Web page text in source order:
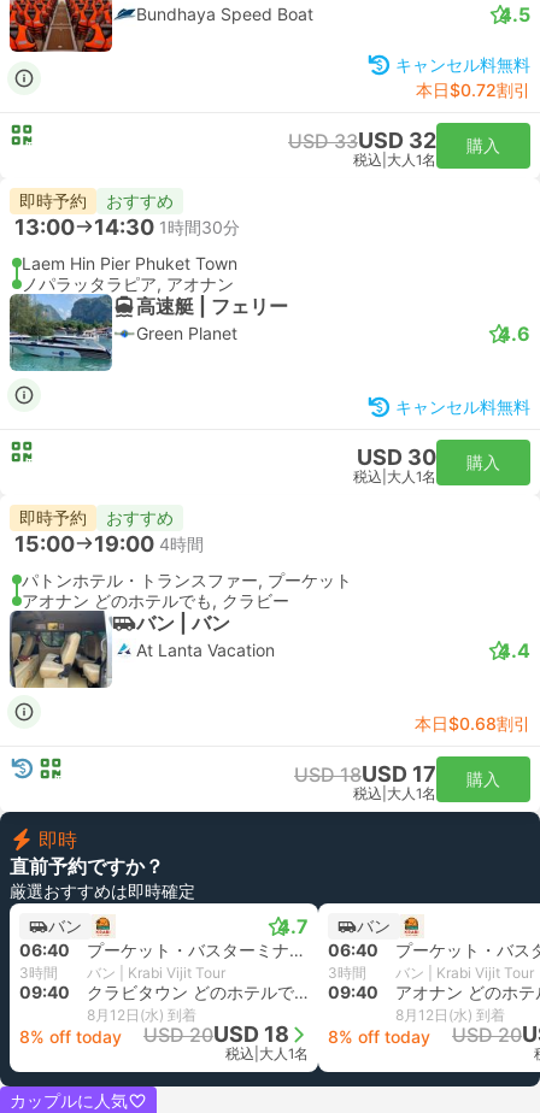
Bundhaya Speed Boat 4.5
キャンセル料無料
本日$0.72割引
USD 33USD 32
税込 大人1名
購入
即時予約 おすすめ
13:00 14:30 1時間30分
Laem Hin Pier Phuket Town
ノパラッタラピア, アオナン
高速艇 | フェリー
Green Planet 4.6
キャンセル料無料
USD 30
税込 大人1名
購入
即時予約 おすすめ
15:00 19:00 4時間
パトンホテル・トランスファー, プーケット
アオナン どのホテルでも, クラビー
バン | バン
At Lanta Vacation 4.4
本日$0.68割引
USD 18USD 17
税込 大人1名
購入
即時
直前予約ですか？
厳選おすすめは即時確定
バン
4.7
06:40 プーケット・バスターミナル1
3時間 バン | Krabi Vijit Tour
09:40 クラビタウン どのホテルでも
8月12日(水) 到着
8% off today USD 20USD 18
税込 大人1名
バン
06:40
3時間 バン | Krabi Vijit Tour
09:40
8月12日(水) 到着
8% off today USD 20
カップルに人気